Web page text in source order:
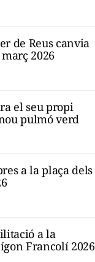
de Reus canvia
2026
el seu propi
pulmó verd
a la plaça dels
a la
Francolí 2026